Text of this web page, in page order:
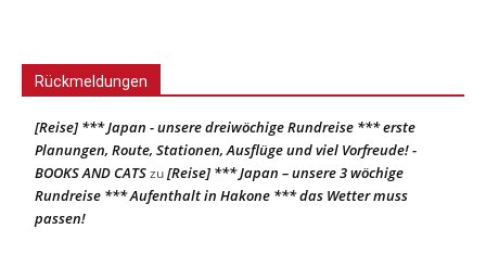
Rückmeldungen
[Reise] *** Japan - unsere dreiwöchige Rundreise *** erste
Planungen, Route, Stationen, Ausflüge und viel Vorfreude! -
BOOKS AND CATSzu[Reise] *** Japan – unsere 3 wöchige
Rundreise *** Aufenthalt in Hakone *** das Wetter muss
passen!